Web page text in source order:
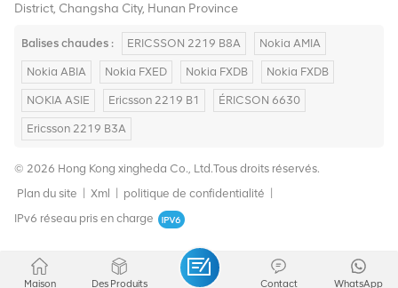
District, Changsha City, Hunan Province
Balises chaudes : ERICSSON 2219 B8A Nokia AMIA
Nokia ABIA Nokia FXED Nokia FXDB Nokia FXDB
NOKIA ASIE Ericsson 2219 B1 ÉRICSON 6630
Ericsson 2219 B3A
© 2026 Hong Kong xingheda Co., Ltd.Tous droits réservés.
Plan du site
Xml politique de confidentialité
IPv6 réseau pris en charge
Maison Des Produits WhatsApp
Contact